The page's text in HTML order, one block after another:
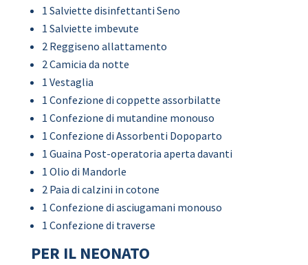
1 Salviette disinfettanti Seno
1 Salviette imbevute
2 Reggiseno allattamento
2 Camicia da notte
1 Vestaglia
1 Confezione di coppette assorbilatte
1 Confezione di mutandine monouso
1 Confezione di Assorbenti Dopoparto
1 Guaina Post-operatoria aperta davanti
1 Olio di Mandorle
2 Paia di calzini in cotone
1 Confezione di asciugamani monouso
1 Confezione di traverse
PER IL NEONATO